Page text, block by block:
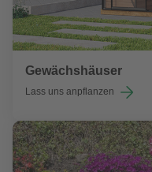
Gewächshäuser
Lass uns anpflanzen